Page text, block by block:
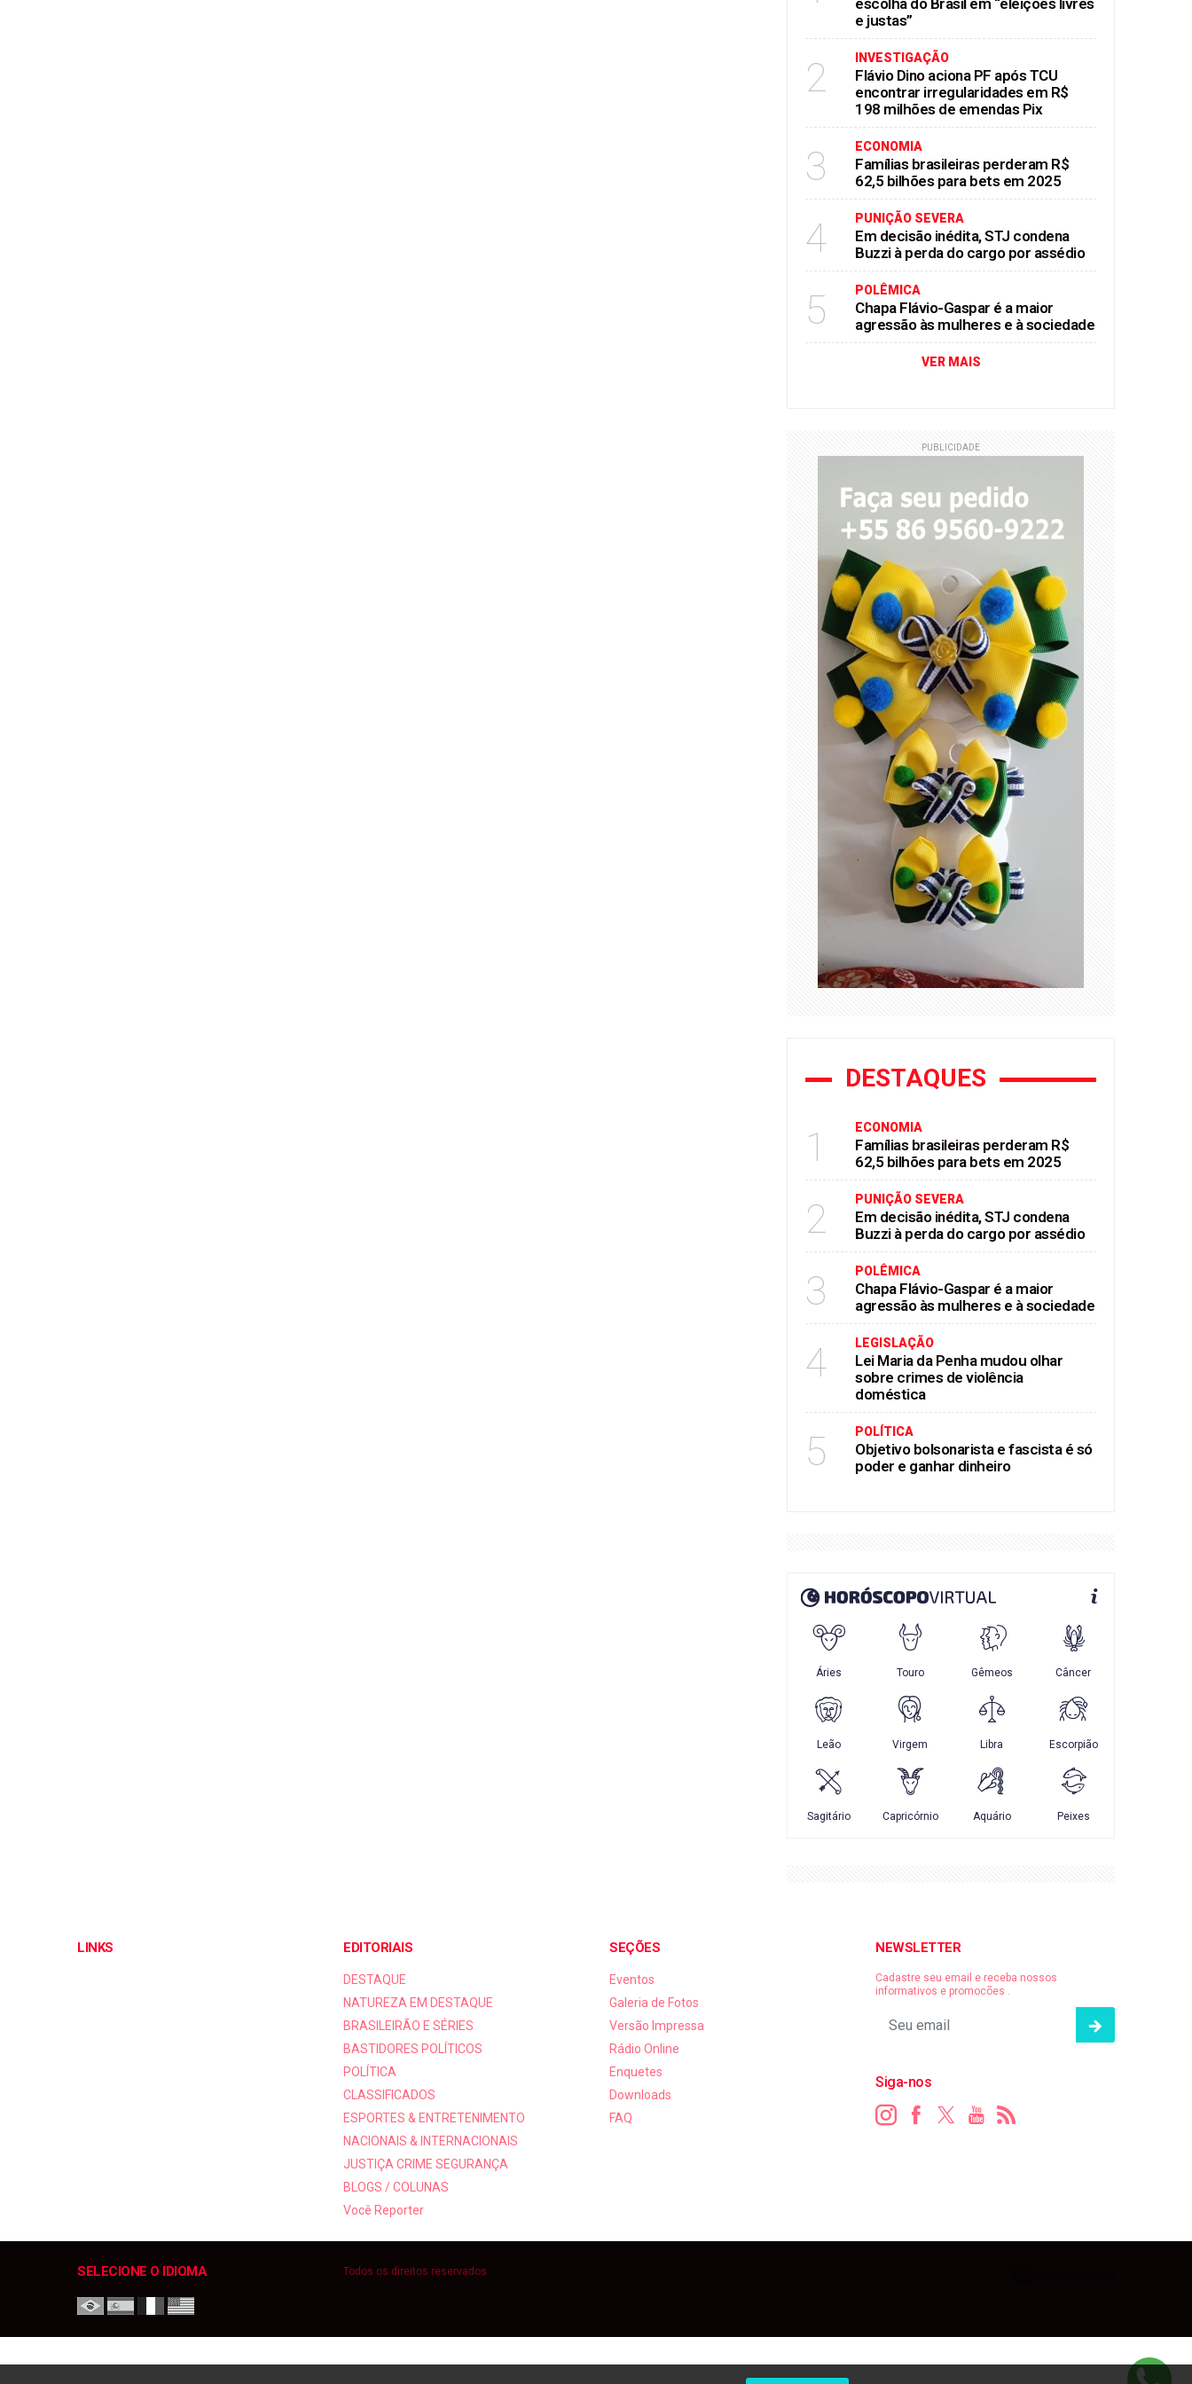
escolha do Brasil em “eleições livres
e justas”
2 INVESTIGAÇÃO
Flávio Dino aciona PF após TCU
encontrar irregularidades em R$
198 milhões de emendas Pix
3 ECONOMIA
Famílias brasileiras perderam R$
62,5 bilhões para bets em 2025
4 PUNIÇÃO SEVERA
Em decisão inédita, STJ condena
Buzzi à perda do cargo por assédio
5 POLÊMICA
Chapa Flávio-Gaspar é a maior
agressão às mulheres e à sociedade
VER MAIS
PUBLICIDADE
DESTAQUES
1 ECONOMIA
Famílias brasileiras perderam R$
62,5 bilhões para bets em 2025
2 PUNIÇÃO SEVERA
Em decisão inédita, STJ condena
Buzzi à perda do cargo por assédio
3 POLÊMICA
Chapa Flávio-Gaspar é a maior
agressão às mulheres e à sociedade
4 LEGISLAÇÃO
Lei Maria da Penha mudou olhar
sobre crimes de violência
doméstica
5 POLÍTICA
Objetivo bolsonarista e fascista é só
poder e ganhar dinheiro
LINKS EDITORIAIS
DESTAQUE
NATUREZA EM DESTAQUE
BRASILEIRÃO E SÉRIES
BASTIDORES POLÍTICOS
POLÍTICA
CLASSIFICADOS
ESPORTES & ENTRETENIMENTO
NACIONAIS & INTERNACIONAIS
JUSTIÇA CRIME SEGURANÇA
BLOGS / COLUNAS
Você Reporter
SEÇÕES
Eventos
Galeria de Fotos
Versão Impressa
Rádio Online
Enquetes
Downloads
FAQ
NEWSLETTER
Cadastre seu email e receba nossos
informativos e promocões .
Siga-nos
SELECIONE O IDIOMA Todos os direitos reservados